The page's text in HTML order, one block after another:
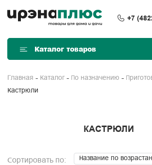
+7
Каталог товаров
Главная Каталог По назначению
Кастрюли
КАСТРЮЛИ
Сортировать по: Название по